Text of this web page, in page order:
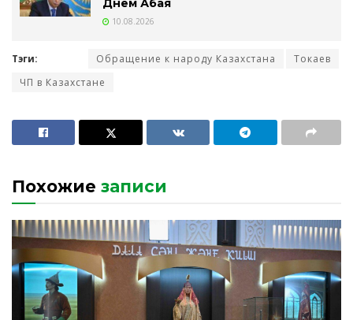
Днем Абая
10.08.2026
Тэги: Обращение к народу Казахстана
Токаев
ЧП в Казахстане
Похожие записи